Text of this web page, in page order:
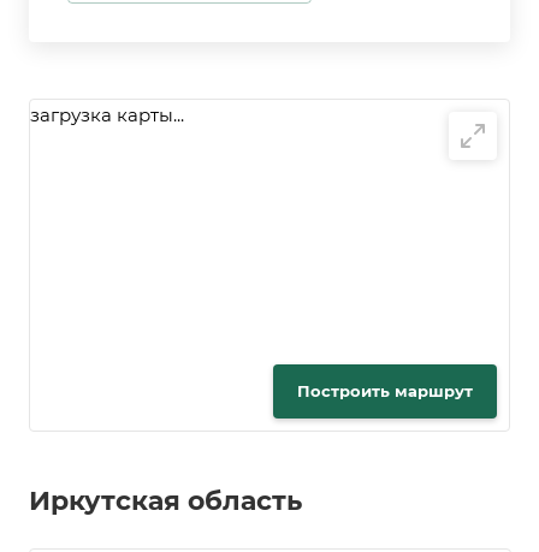
загрузка карты...
Построить маршрут
Иркутская область